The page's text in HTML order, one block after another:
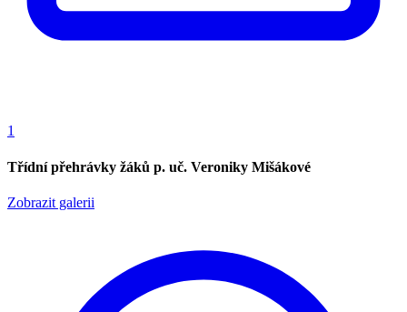
1
Třídní přehrávky žáků p. uč. Veroniky Mišákové
Zobrazit galerii